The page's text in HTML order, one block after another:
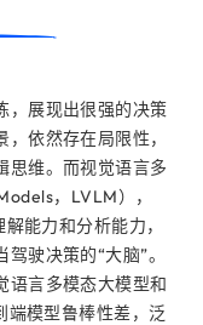
，展现出很强的决策
依然存在局限性，
思维。而视觉语言多
，LVLM），
能力和分析能力，
驶决策的“大脑”。
语言多模态大模型和
端模型鲁棒性差，泛